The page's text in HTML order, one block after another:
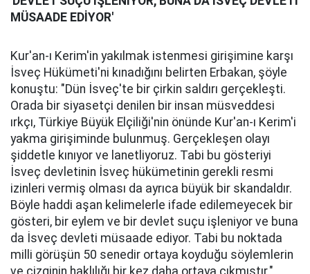
MÜSAADE EDİYOR'
Kur'an-ı Kerim'in yakılmak istenmesi girişimine karşı
İsveç Hükümeti'ni kınadığını belirten Erbakan, şöyle
konuştu: "Dün İsveç'te bir çirkin saldırı gerçekleşti.
Orada bir siyasetçi denilen bir insan müsveddesi
ırkçı, Türkiye Büyük Elçiliği'nin önünde Kur'an-ı Kerim'i
yakma girişiminde bulunmuş. Gerçekleşen olayı
şiddetle kınıyor ve lanetliyoruz. Tabi bu gösteriyi
İsveç devletinin İsveç hükümetinin gerekli resmi
izinleri vermiş olması da ayrıca büyük bir skandaldır.
Böyle haddi aşan kelimelerle ifade edilemeyecek bir
gösteri, bir eylem ve bir devlet suçu işleniyor ve buna
da İsveç devleti müsaade ediyor. Tabi bu noktada
milli görüşün 50 senedir ortaya koyduğu söylemlerin
ve çizginin haklılığı bir kez daha ortaya çıkmıştır."